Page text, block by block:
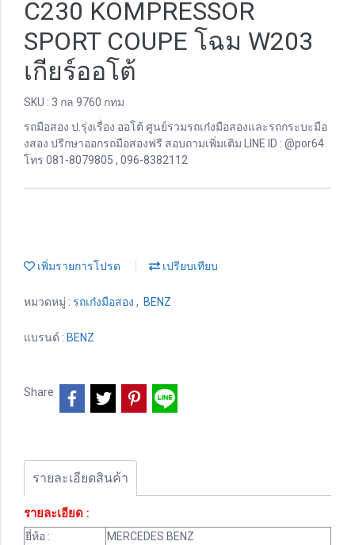
C230 KOMPRESSOR
SPORT COUPE โฉม W203
เกียร์ออโต้
SKU : 3 กล 9760 กทม
รถมือสอง ป.รุ่งเรื่อง ออโต้ ศูนย์รวมรถเก๋งมือสองและรถกระบะมือ
งสอง ปรีกษาออกรถมือสองฟรี สอบถามเพิ่มเติม LINE ID : @por64
โทร 081-8079805 , 096-8382112
เพิ่มรายการโปรด เปรียบเทียบ
หมวดหมู่ : รถเก๋งมือสอง , BENZ
แบรนด์ : BENZ
Share
รายละเอียดสินค้า
รายละเอียด :
ยี่ห้อ :
MERCEDES BENZ